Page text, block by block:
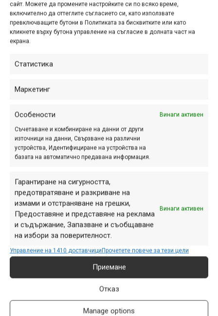
сайт. Можете да промените настройките си по всяко време,
включително да оттеглите съгласието си, като използвате
превключващите бутони в Политиката за бисквитките или като
кликнете върху бутона управление на съгласие в долната част на
екрана.
Статистика
Маркетинг
Особености Винаги активен
Съчетаване и комбиниране на данни от други
източници на данни, Свързване на различни
устройства, Идентифициране на устройства на
базата на автоматично предавана информация.
Гарантиране на сигурността,
предотвратяване и разкриване на
измами и отстраняване на грешки,
Предоставяне и представяне на реклама
и съдържание, Запазване и съобщаване
на избори за поверителност.
Винаги активен
Управление на 1410 доставчициПрочетете повече за тези цели
Приемане
Отказ
Manage options
мрежа.
Впрочем Felt не е първата покупка на Rossignol в
рамките на велосипедната индустрия. Миналата година
Time.
Етикети:Felt,rossignol,покупка,придобиване
сделка
Предишна
ПАРТНЬОРИ